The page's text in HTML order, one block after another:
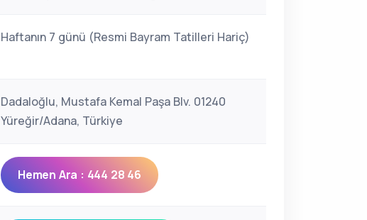
Haftanın 7 günü (Resmi Bayram Tatilleri Hariç)
Dadaloğlu, Mustafa Kemal Paşa Blv. 01240
Yüreğir/Adana, Türkiye
Hemen Ara : 444 28 46